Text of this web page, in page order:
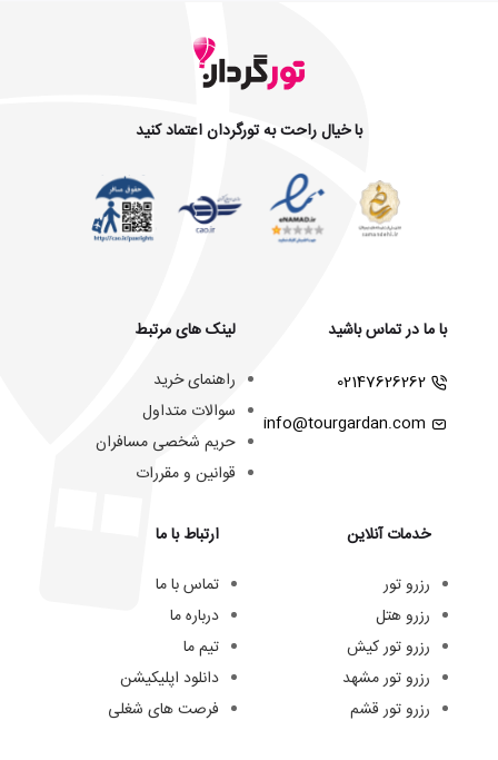
با خیال راحت به تورگردان اعتماد کنید
با ما در تماس باشید
02147626262
info@tourgardan.com
خدمات آنلاین
رزرو تور
رزرو هتل
رزرو تور کیش
رزرو تور مشهد
رزرو تور قشم
لینک های مرتبط
راهنمای خرید
سوالات متداول
حریم شخصی مسافران
قوانین و مقررات
ارتباط با ما
تماس با ما
درباره ما
تیم ما
دانلود اپلیکیشن
فرصت های شغلی